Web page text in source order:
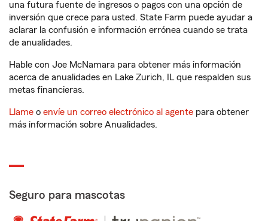
una futura fuente de ingresos o pagos con una opción de
inversión que crece para usted. State Farm puede ayudar a
aclarar la confusión e información errónea cuando se trata
de anualidades.
Hable con Joe McNamara para obtener más información
acerca de anualidades en Lake Zurich, IL que respalden sus
metas financieras.
Llame o envíe un correo electrónico al agente para obtener
más información sobre Anualidades.
Seguro para mascotas